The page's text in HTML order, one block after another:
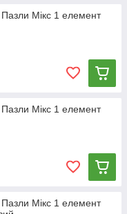
Мікс 1 елемент
Мікс 1 елемент
Мікс 1 елемент